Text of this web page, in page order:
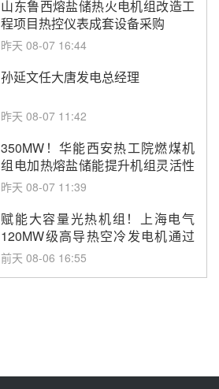
山东鲁西熔盐储热火电机组改造工
程项目热控仪表成套设备采购
昨天 08-07 16:44
孙延文任大唐发电总经理
昨天 08-07 11:42
350MW！华能西安热工院燃煤机
组电加热熔盐储能提升机组灵活性
改造项目初步设计第三方评审服务
昨天 08-07 11:39
赋能大容量光热机组！上海电气
120MW级高导热空冷发电机通过
型式试验
前天 08-06 16:55
100MW光工程性能试验采购